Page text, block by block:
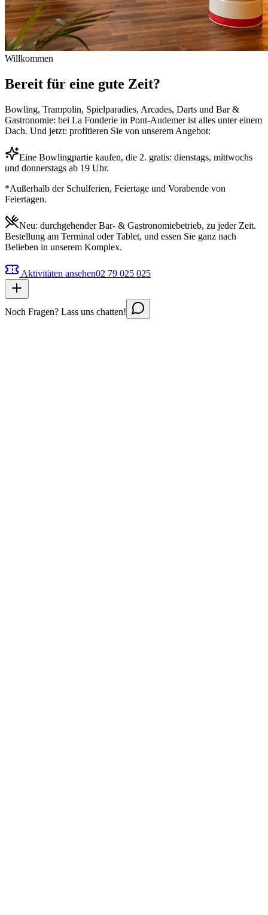
Willkommen
Bereit für eine gute Zeit?
Bowling, Trampolin, Spielparadies, Arcades, Darts und Bar &
Gastronomie: bei La Fonderie in Pont-Audemer ist alles unter einem
Dach. Und jetzt: profitieren Sie von unserem Angebot:
Eine Bowlingpartie kaufen, die 2. gratis: dienstags, mittwochs
und donnerstags ab 19 Uhr.
*Außerhalb der Schulferien, Feiertage und Vorabende von
Feiertagen.
Neu: durchgehender Bar- & Gastronomiebetrieb, zu jeder Zeit.
Bestellung am Terminal oder Tablet, und essen Sie ganz nach
Belieben in unserem Komplex.
Aktivitäten ansehen02 79 025 025
Noch Fragen? Lass uns chatten!